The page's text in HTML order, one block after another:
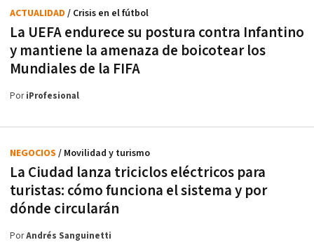
La UEFA endurece su postura contra Infantino
y mantiene la amenaza de boicotear los
Mundiales de la FIFA
ACTUALIDAD / Crisis en el fútbol
PoriProfesional
La Ciudad lanza triciclos eléctricos para
turistas: cómo funciona el sistema y por
dónde circularán
NEGOCIOS / Movilidad y turismo
PorAndrés Sanguinetti